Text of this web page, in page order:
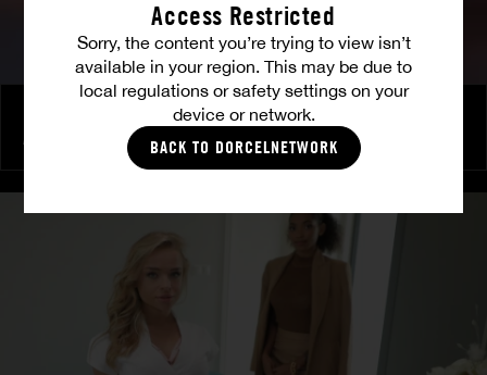
Access Restricted
Sorry, the content you’re trying to view isn’t
available in your region. This may be due to
local regulations or safety settings on your
device or network.
BACK TO DORCELNETWORK
Un regard qui en dit long...
ANGELIKA GRAYS
LIA LIN